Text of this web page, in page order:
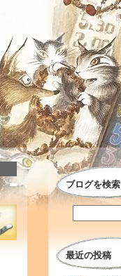
ブログを検索
最近の投稿